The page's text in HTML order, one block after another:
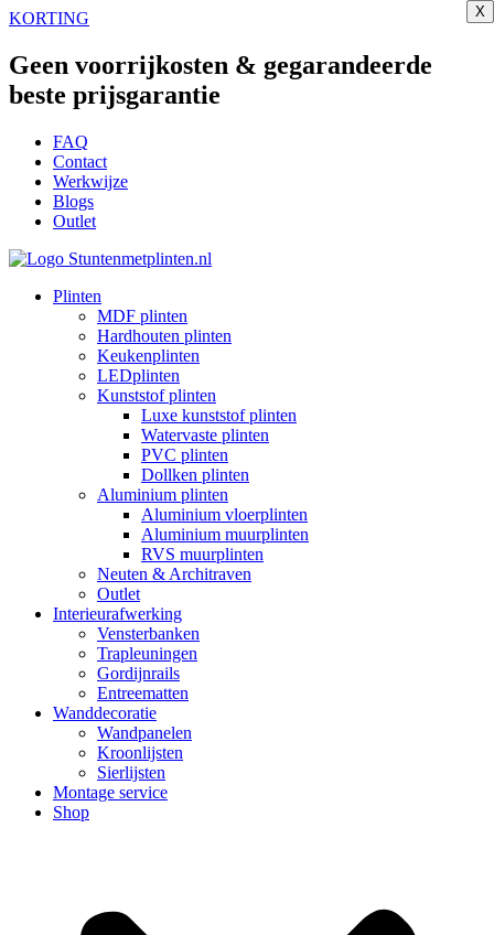
Ga
de
inhoud
KORTING
Geen voorrijkosten & gegarandeerde
beste prijsgarantie
FAQ
Contact
Werkwijze
Blogs
Outlet
Plinten
MDF plinten
Hardhouten plinten
Keukenplinten
LEDplinten
Kunststof plinten
Luxe kunststof plinten
Watervaste plinten
PVC plinten
Dollken plinten
Aluminium plinten
Aluminium vloerplinten
Aluminium muurplinten
RVS muurplinten
Neuten & Architraven
Outlet
Interieurafwerking
Vensterbanken
Trapleuningen
Gordijnrails
Entreematten
Wanddecoratie
Wandpanelen
Kroonlijsten
Sierlijsten
Montage service
Shop
X
X
X
X
X
X
X
X
X